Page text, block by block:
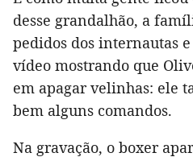
desse grandalhão, a
pedidos dos internautas
vídeo mostrando que
em apagar velinhas: ele
bem alguns comandos.
Na gravação, o boxer